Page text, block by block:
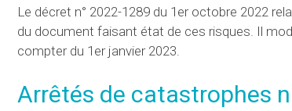
Le décret n° 2022-1289 du 1er octobre 2022
du document faisant état de ces risques. Il
compter du 1er janvier 2023.
Arrêtés de catastrophes